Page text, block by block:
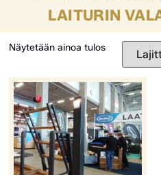
LAITURIN
Näytetään ainoa tulos